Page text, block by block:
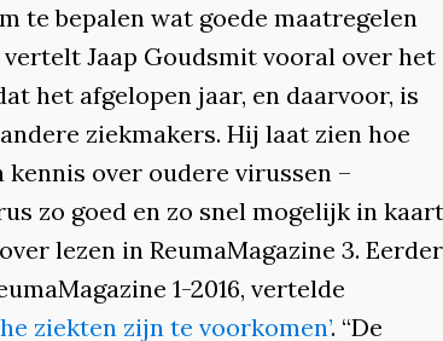
te bepalen wat goede maatregelen
vertelt Jaap Goudsmit vooral over het
het afgelopen jaar, en daarvoor, is
ziekmakers. Hij laat zien hoe
kennis over oudere virussen –
zo goed en zo snel mogelijk in kaart
lezen in ReumaMagazine 3. Eerder
1-2016, vertelde
ziekten zijn te voorkomen’. “De